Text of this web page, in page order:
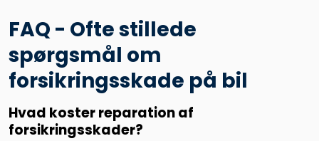
FAQ - Ofte stillede
spørgsmål om
forsikringsskade på bil
Hvad koster reparation af
forsikringsskader?